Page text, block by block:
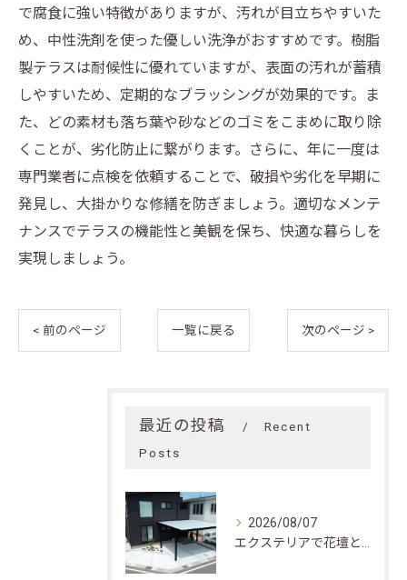
で腐食に強い特徴がありますが、汚れが目立ちやすいた
め、中性洗剤を使った優しい洗浄がおすすめです。樹脂
製テラスは耐候性に優れていますが、表面の汚れが蓄積
しやすいため、定期的なブラッシングが効果的です。ま
た、どの素材も落ち葉や砂などのゴミをこまめに取り除
くことが、劣化防止に繋がります。さらに、年に一度は
専門業者に点検を依頼することで、破損や劣化を早期に
発見し、大掛かりな修繕を防ぎましょう。適切なメンテ
ナンスでテラスの機能性と美観を保ち、快適な暮らしを
実現しましょう。
< 前のページ 一覧に戻る 次のページ >
最近の投稿
Recent
Posts
2026/08/07